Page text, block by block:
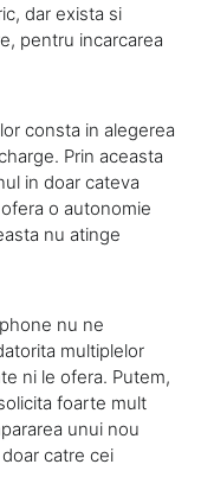
dar exista si
pentru incarcarea
consta in alegerea
Prin aceasta
in doar cateva
o autonomie
nu atinge
nu ne
multiplelor
ni le ofera. Putem,
foarte mult
unui nou
catre cei